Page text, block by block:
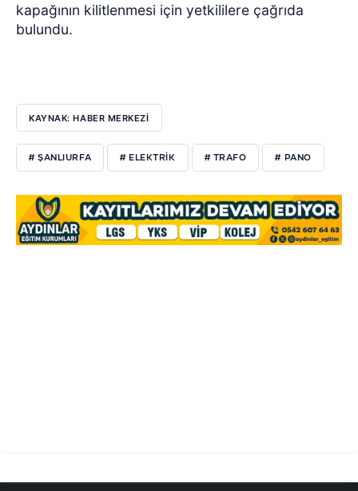
kapağının kilitlenmesi için yetkililere çağrıda
bulundu.
KAYNAK: HABER MERKEZİ
# ŞANLIURFA # ELEKTRIK # TRAFO # PANO